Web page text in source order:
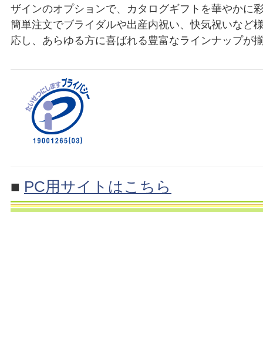
ザインのオプションで、カタログギフトを華やかに
簡単注文でブライダルや出産内祝い、快気祝いなど
応し、あらゆる方に喜ばれる豊富なラインナップが
■ PC用サイトはこちら